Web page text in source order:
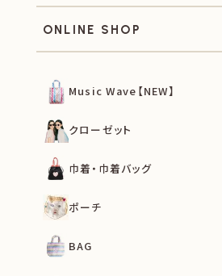
ONLINE SHOP
Music Wave【NEW】
クローゼット
巾着・巾着バッグ
ポーチ
BAG